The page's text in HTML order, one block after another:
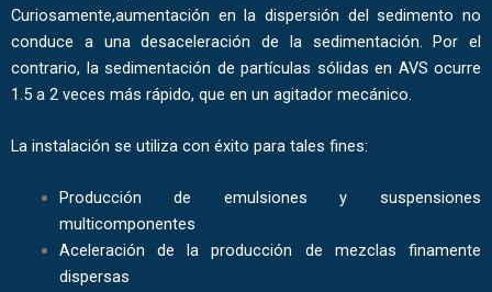
Curiosamente,aumentación en la dispersión del sedimento no
conduce a una desaceleración de la sedimentación. Por el
contrario, la sedimentación de partículas sólidas en AVS ocurre
1.5 a 2 veces más rápido, que en un agitador mecánico.
La instalación se utiliza con éxito para tales fines:
Producción de emulsiones y suspensiones
multicomponentes
Aceleración de la producción de mezclas finamente
dispersas